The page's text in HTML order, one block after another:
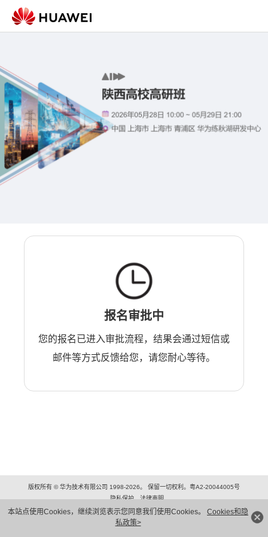
本站点使用Cookies，继续浏览表示您同意我们使用Cookies。 Cookies和隐
私政策>
报名审批中
您的报名已进入审批流程，结果会通过短信或
邮件等方式反馈给您，请您耐心等待。
版权所有 © 华为技术有限公司 1998-2026。 保留一切权利。粤A2-20044005号
隐私保护
法律声明